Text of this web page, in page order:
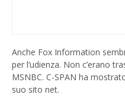
Anche Fox Information
per l’udienza. Non c’erano
MSNBC. C-SPAN ha
suo sito net.